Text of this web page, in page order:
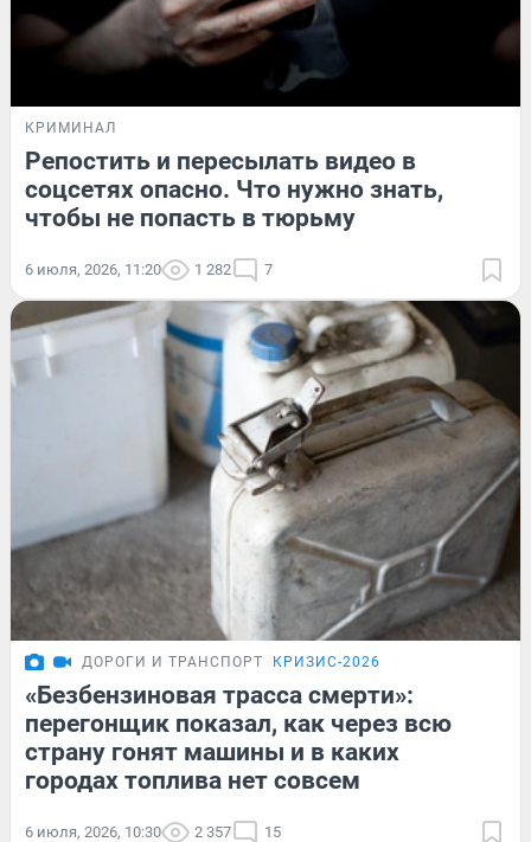
КРИМИНАЛ
Репостить и пересылать видео в
соцсетях опасно. Что нужно знать,
чтобы не попасть в тюрьму
6 июля, 2026, 11:20 1 282 7
ДОРОГИ И ТРАНСПОРТ КРИЗИС-2026
«Безбензиновая трасса смерти»:
перегонщик показал, как через всю
страну гонят машины и в каких
городах топлива нет совсем
6 июля, 2026, 10:30 2 357 15